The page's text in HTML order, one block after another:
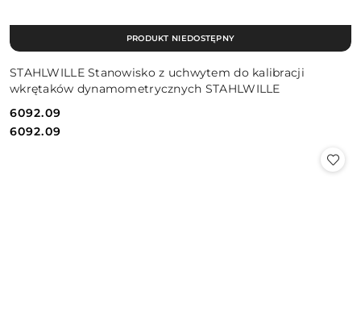
STAHLWILLE Stanowisko z uchwytem do kalibracji
wkrętaków dynamometrycznych STAHLWILLE
Cena:
6092.09
Cena:
6092.09
PRODUKT NIEDOSTĘPNY